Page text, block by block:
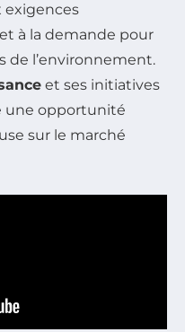
exigences
à la demande pour
de l’environnement.
et ses initiatives
une opportunité
sur le marché